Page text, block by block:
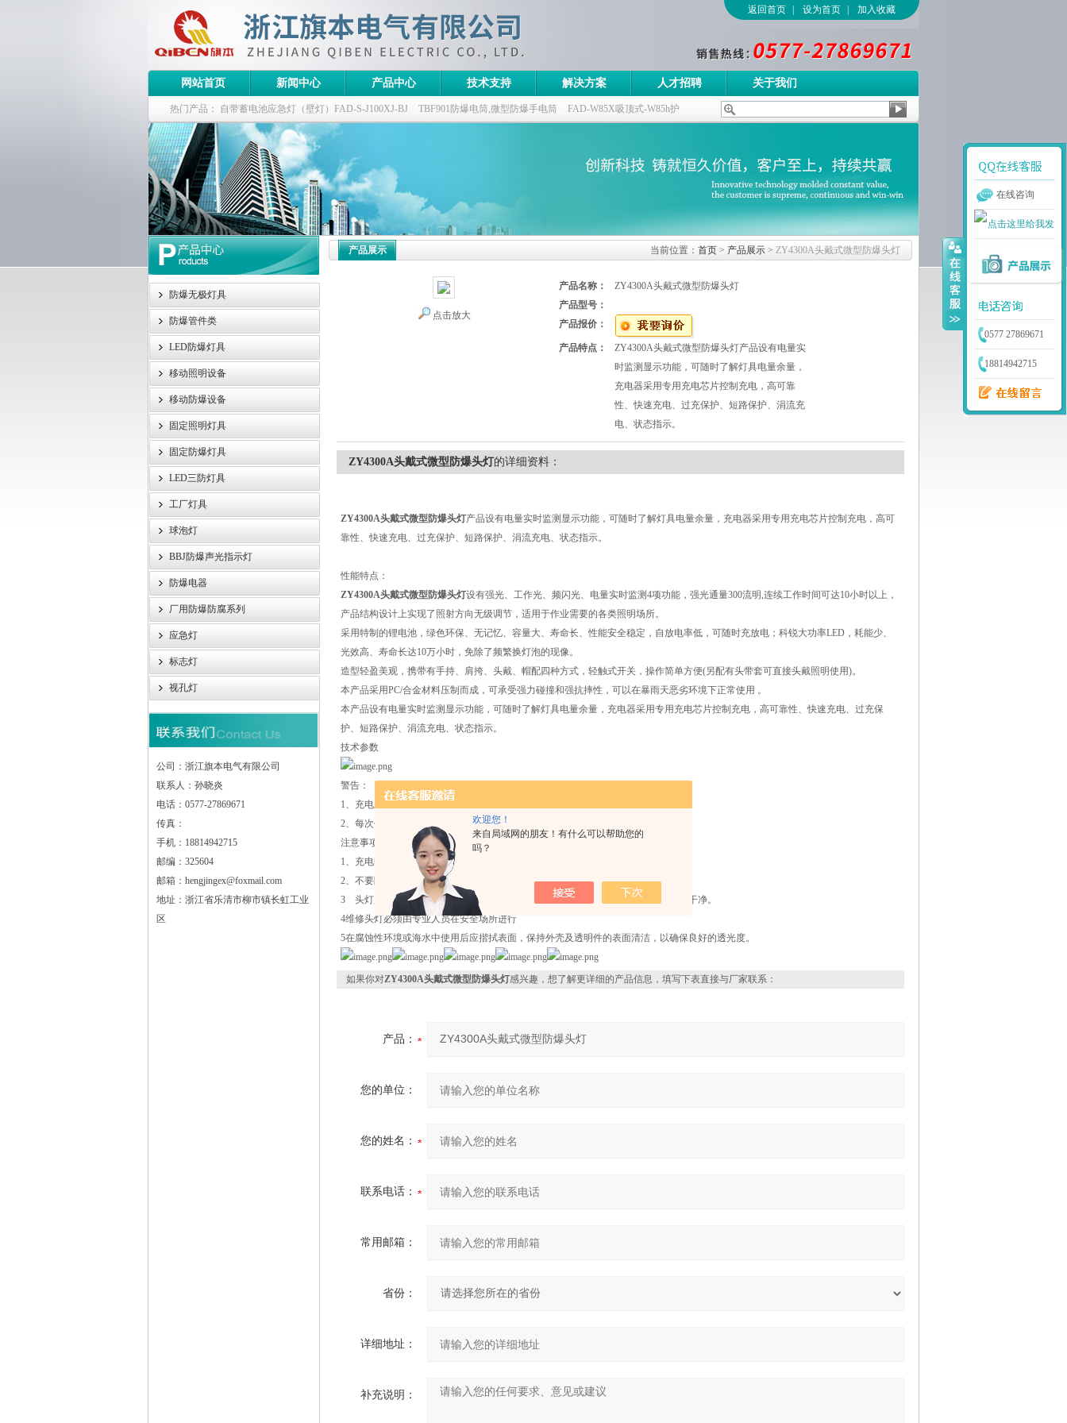
欢迎您！
来自局域网的朋友！有什么可以帮助您的
吗？
浙江旗本电气有限公司
返回首页 设为首页 加入收藏
网站首页 新闻中心 产品中心 技术支持 解决方案 人才招聘 关于我们
热门产品： 自带蓄电池应急灯（壁灯）FAD-S-J100XJ-BJ TBF901防爆电筒,微型防爆手电筒 FAD-W85X吸顶式-W85h护
栏式无极灯 G9960-W120W长寿无极工厂灯,三防无极灯
防爆泛光灯
防爆无极灯具
防爆管件类
LED防爆灯具
移动照明设备
移动防爆设备
固定照明灯具
固定防爆灯具
LED三防灯具
工厂灯具
球泡灯
BBJ防爆声光指示灯
防爆电器
厂用防爆防腐系列
应急灯
标志灯
视孔灯
公司：浙江旗本电气有限公司
联系人：孙晓炎
电话：0577-27869671
传真：
手机：18814942715
邮编：325604
邮箱：hengjingex@foxmail.com
地址：浙江省乐清市柳市镇长虹工业
区
产品展示 当前位置： 首页 > 产品展示 > ZY4300A头戴式微型防爆头灯
点击放大
产品名称：
ZY4300A头戴式微型防爆头灯
产品型号：
产品报价：
产品特点：
ZY4300A头戴式微型防爆头灯产品设有电量实
时监测显示功能，可随时了解灯具电量余量，
充电器采用专用充电芯片控制充电，高可靠
性、快速充电、过充保护、短路保护、涓流充
电、状态指示。
ZY4300A头戴式微型防爆头灯的详细资料：
ZY4300A头戴式微型防爆头灯产品设有电量实时监测显示功能，可随时了解灯具电量余量，充电器采用专用充电芯片控制充电，高可
靠性、快速充电、过充保护、短路保护、涓流充电、状态指示。
性能特点：
ZY4300A头戴式微型防爆头灯设有强光、工作光、频闪光、电量实时监测4项功能，强光通量300流明,连续工作时间可达10小时以上，
产品结构设计上实现了照射方向无级调节，适用于作业需要的各类照明场所。
采用特制的锂电池，绿色环保、无记忆、容量大、寿命长、性能安全稳定，自放电率低，可随时充放电；科锐大功率LED，耗能少、
光效高、寿命长达10万小时，免除了频繁换灯泡的现像。
造型轻盈美观，携带有手持、肩挎、头戴、帽配四种方式，轻触式开关，操作简单方便(另配有头带套可直接头戴照明使用)。
本产品采用PC/合金材料压制而成，可承受强力碰撞和强抗摔性，可以在暴雨天恶劣环境下正常使用 。
本产品设有电量实时监测显示功能，可随时了解灯具电量余量，充电器采用专用充电芯片控制充电，高可靠性、快速充电、过充保
护、短路保护、涓流充电、状态指示。
技术参数
警告：
1、充电及拆卸灯具必须在安全场所进行。
2、每次使用后应及时进行充电，以备下次随时使用。
注意事项:
1、充电时必须关闭开关，外壳略有温升属正常现像。
2、不要随意拆卸灯具的结构件，尤其是密封结构件。
3 头灯严禁撞击、抛甩；若不慎将头灯掉进水或水性溶液里时，需及时取出并擦拭干净。
4维修头灯必须由专业人员在安全场所进行
5在腐蚀性环境或海水中使用后应揩拭表面，保持外壳及透明件的表面清洁，以确保良好的透光度。
如果你对ZY4300A头戴式微型防爆头灯感兴趣，想了解更详细的产品信息，填写下表直接与厂家联系：
产品：
您的单位：
您的姓名：
联系电话：
常用邮箱：
省份：
详细地址：
补充说明：
在线咨询
0577 27869671
18814942715